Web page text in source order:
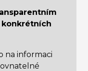
na informaci